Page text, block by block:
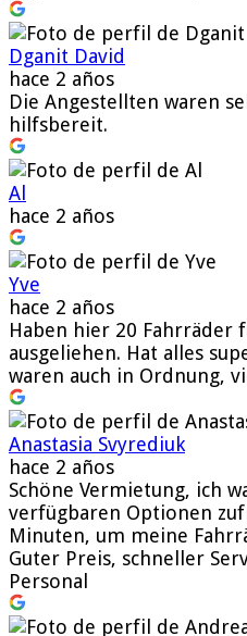
Dganit David
hace 2 años
Die Angestellten waren
hilfsbereit.
Al
hace 2 años
Yve
hace 2 años
Haben hier 20 Fahrräder
ausgeliehen. Hat alles
waren auch in Ordnung,
Anastasia Svyrediuk
hace 2 años
Schöne Vermietung, ich
verfügbaren Optionen
Minuten, um meine
Guter Preis, schneller
Personal